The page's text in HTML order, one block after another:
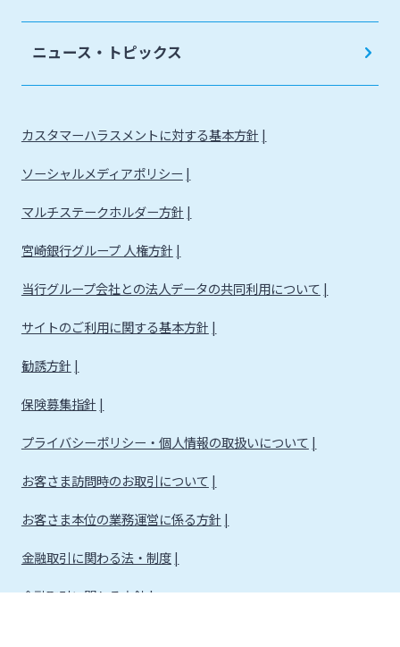
ニュース・トピックス
カスタマーハラスメントに対する基本方針
ソーシャルメディアポリシー
マルチステークホルダー方針
宮崎銀行グループ 人権方針
当行グループ会社との法人データの共同利用について
サイトのご利用に関する基本方針
勧誘方針
保険募集指針
プライバシーポリシー・個人情報の取扱いについて
お客さま訪問時のお取引について
お客さま本位の業務運営に係る方針
金融取引に関わる法・制度
金融取引に関わる方針